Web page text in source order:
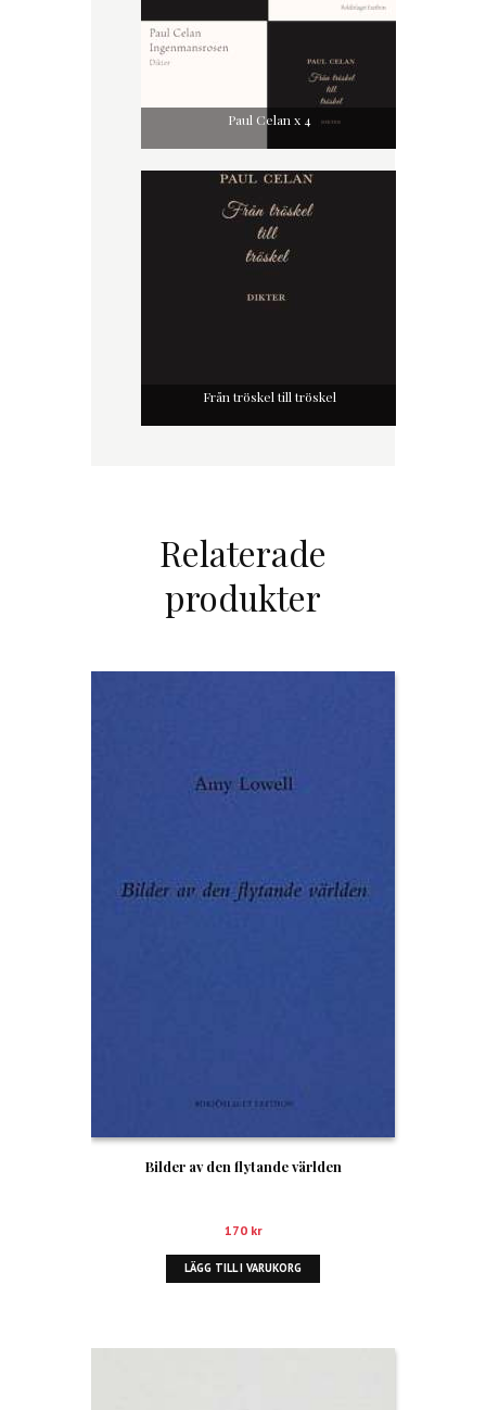
Paul Celan x 4
Från tröskel till tröskel
Relaterade
produkter
Bilder av den flytande världen
170 kr
LÄGG TILL I VARUKORG